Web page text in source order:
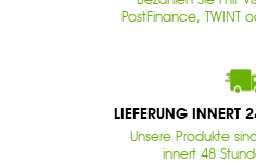
PostFinance, TWINT
LIEFERUNG INNERT
Unsere Produkte
innert 48